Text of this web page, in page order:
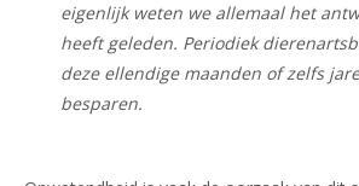
eigenlijk weten we allemaal het
heeft geleden. Periodiek
deze ellendige maanden of zelfs
besparen.